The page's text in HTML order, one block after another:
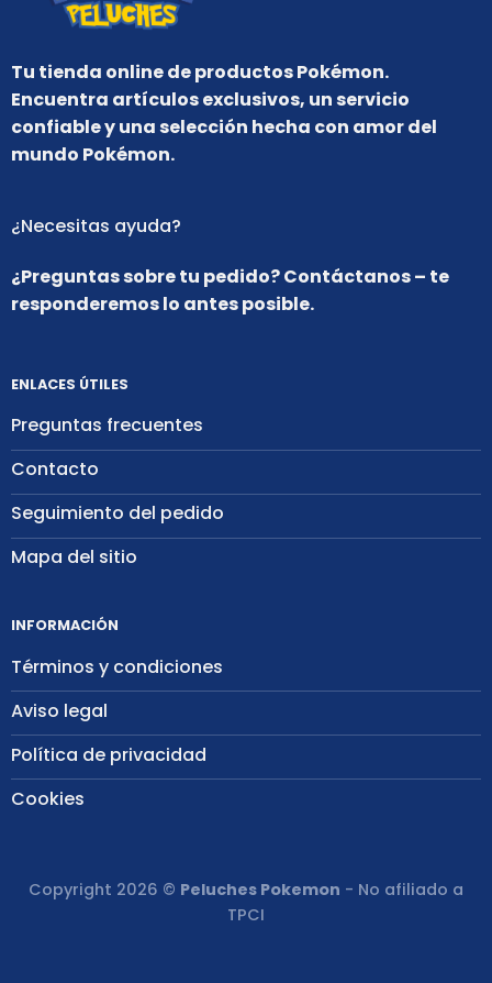
Tu tienda online de productos Pokémon.
Encuentra artículos exclusivos, un servicio
confiable y una selección hecha con amor del
mundo Pokémon.
ENLACES ÚTILES
Preguntas frecuentes
Contacto
Seguimiento del pedido
Mapa del sitio
INFORMACIÓN
Términos y condiciones
Aviso legal
Política de privacidad
Cookies
¿Necesitas ayuda?
¿Preguntas sobre tu pedido? Contáctanos – te
responderemos lo antes posible.
Copyright 2026 © Peluches Pokemon - No afiliado a
TPCI